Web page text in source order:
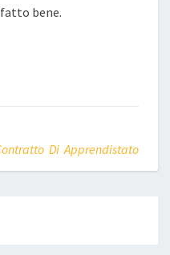
bene.
Di Apprendistato